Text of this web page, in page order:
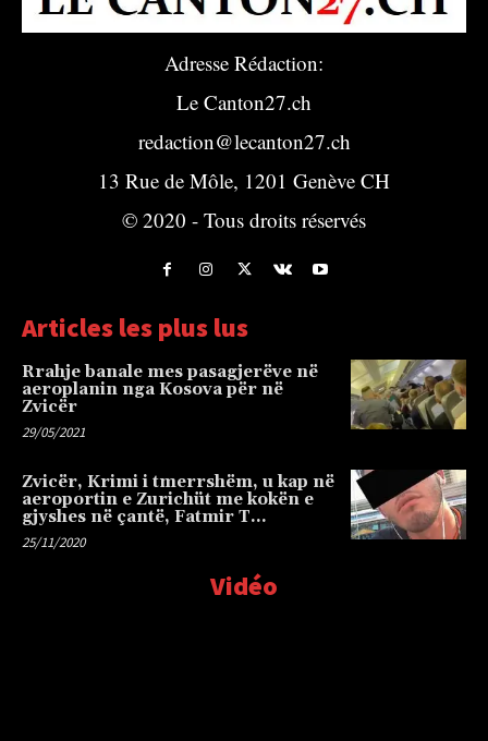
Adresse Rédaction:
Le Canton27.ch
redaction@lecanton27.ch
13 Rue de Môle, 1201 Genève CH
© 2020 - Tous droits réservés
Articles les plus lus
Rrahje banale mes pasagjerëve në
aeroplanin nga Kosova për në
Zvicër
29/05/2021
Zvicër, Krimi i tmerrshëm, u kap në
aeroportin e Zurichüt me kokën e
gjyshes në çantë, Fatmir T…
25/11/2020
Vidéo